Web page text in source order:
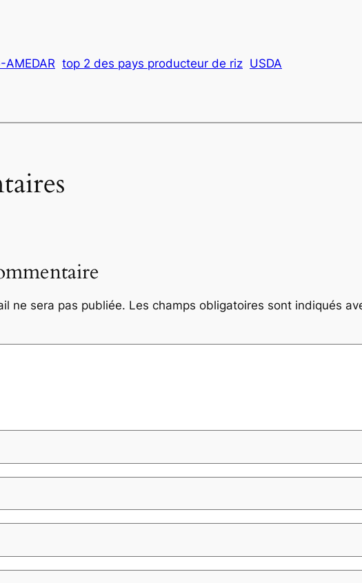
AMEDAR top 2 des pays producteur de riz USDA
ne sera pas publiée. Les champs obligatoires sont indiqués